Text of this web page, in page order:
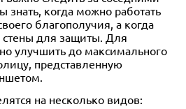
знать, когда можно работать
благополучия, а когда
стены для защиты. Для
улучшить до максимального
представленную
на несколько видов: